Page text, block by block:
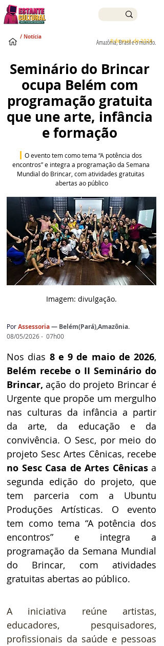
8 de mai. de 2026
Amazônia, Brasil e o mundo.
/ Notícia
Seminário do Brincar
ocupa Belém com
programação gratuita
que une arte, infância
e formação
O evento tem como tema “A potência dos
encontros” e integra a programação da Semana
Mundial do Brincar, com atividades gratuitas
abertas ao público
Imagem: divulgação.
PorAssessoria— Belém(Pará),Amazônia.
08/05/2026 -  07h00
Nos dias 8 e 9 de maio de 2026
Belém recebe o II Seminário do
Brincar, ação do projeto Brincar é
Urgente que propõe um mergulho
nas culturas da infância a partir
da arte, da educação e da
convivência. O Sesc, por meio do
no Sesc Casa de Artes Cênicas a
segunda edição do projeto, que
tem parceria com a Ubuntu
Produções Artísticas. O evento
tem como tema “A potência dos
encontros” e integra a
programação da Semana Mundial
do Brincar, com atividades
gratuitas abertas ao público.
A iniciativa reúne artistas,
educadores, pesquisadores,
profissionais da saúde e pessoas